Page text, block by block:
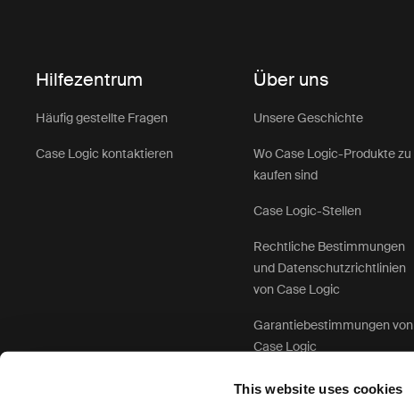
This website uses cookies
Hilfezentrum
Häufig gestellte Fragen
Case Logic kontaktieren
Über uns
Unsere Geschichte
Wo Case Logic-Produkte zu
kaufen sind
Case Logic-Stellen
Rechtliche Bestimmungen
und Datenschutzrichtlinien
von Case Logic
Garantiebestimmungen von
Case Logic